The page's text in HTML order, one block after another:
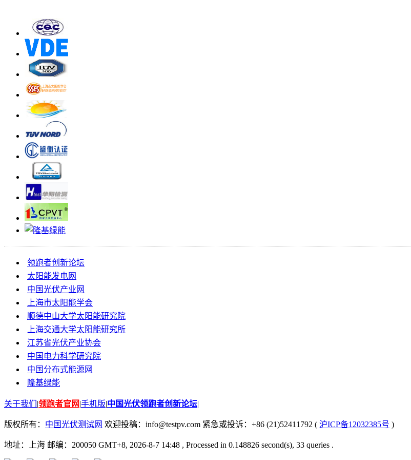
领跑者创新论坛
太阳能发电网
中国光伏产业网
上海市太阳能学会
顺德中山大学太阳能研究院
上海交通大学太阳能研究所
江苏省光伏产业协会
中国电力科学研究院
中国分布式能源网
隆基绿能
关于我们 |领跑者官网|手机版|中国光伏领跑者创新论坛|
版权所有： 中国光伏测试网 欢迎投稿：info@testpv.com 紧急或投诉：+86 (21)52411792 ( 沪ICP备12032385号 )
地址：上海 邮编：200050 GMT+8, 2026-8-7 14:48 , Processed in 0.148826 second(s), 33 queries .